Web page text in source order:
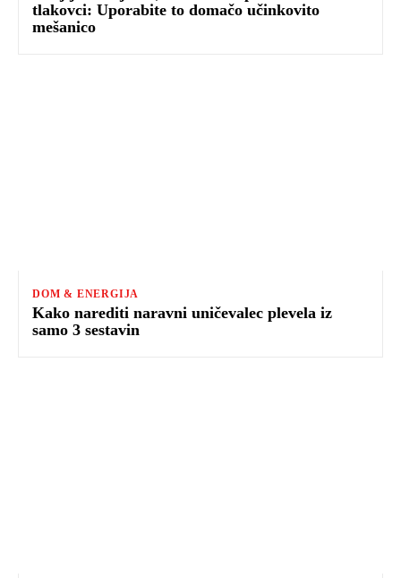
tlakovci: Uporabite to domačo učinkovito
mešanico
DOM & ENERGIJA
Kako narediti naravni uničevalec plevela iz
samo 3 sestavin